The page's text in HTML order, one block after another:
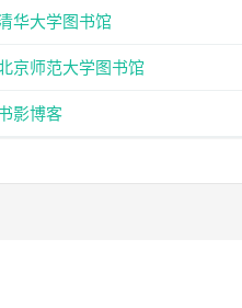
华大学图书馆
京师范大学图书馆
影博客